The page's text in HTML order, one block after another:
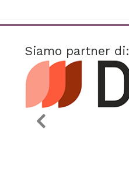
Siamo partner di: